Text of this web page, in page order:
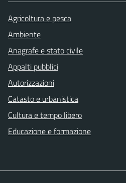
Agricoltura e pesca
Ambiente
Anagrafe e stato civile
Appalti pubblici
Autorizzazioni
Catasto e urbanistica
Cultura e tempo libero
Educazione e formazione